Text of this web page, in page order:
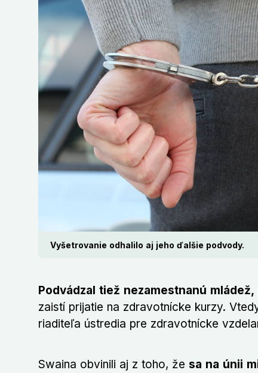
Vyšetrovanie odhalilo aj jeho ďalšie podvody.
Podvádzal tiež nezamestnanú mládež,
zaistí prijatie na zdravotnícke kurzy.
riaditeľa ústredia pre zdravotnícke
Swaina obvinili aj z toho, že sa na únii